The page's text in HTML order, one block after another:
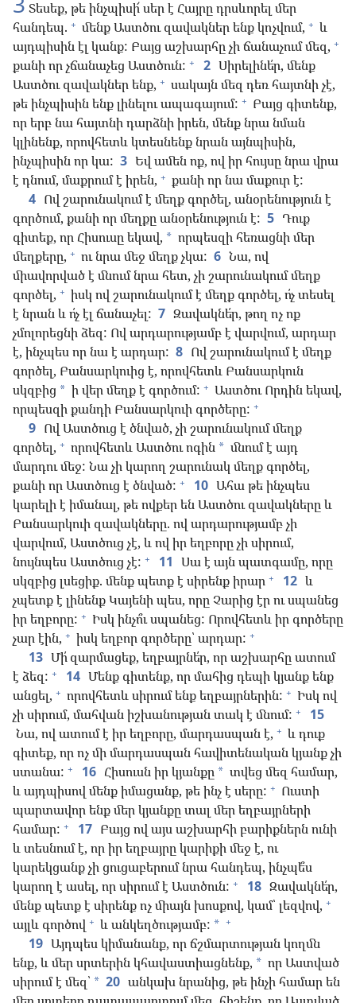
Տեսեք, թե ինչպիսի՜ սեր է Հայրը դրսևորել մեր
հանդեպ. + մենք Աստծու զավակներ ենք կոչվում, + և
այդպիսին էլ կանք: Բայց աշխարհը չի ճանաչում մեզ, +
քանի որ չճանաչեց Աստծուն: + 2 Սիրելինե՛ր, մենք
Աստծու զավակներ ենք, + սակայն մեզ դեռ հայտնի չէ,
թե ինչպիսին ենք լինելու ապագայում: + Բայց գիտենք,
որ երբ նա հայտնի դարձնի իրեն, մենք նրա նման
կլինենք, որովհետև կտեսնենք նրան այնպիսին,
ինչպիսին որ կա: 3 Եվ ամեն ոք, ով իր հույսը նրա վրա
է դնում, մաքրում է իրեն, + քանի որ նա մաքուր է:
4 Ով շարունակում է մեղք գործել, անօրենություն է
գործում, քանի որ մեղքը անօրենություն է: 5 Դուք
գիտեք, որ Հիսուսը եկավ, * որպեսզի հեռացնի մեր
մեղքերը, + ու նրա մեջ մեղք չկա: 6 Նա, ով
միավորված է մնում նրա հետ, չի շարունակում մեղք
գործել, + իսկ ով շարունակում է մեղք գործել, ո՛չ տեսել
է նրան և ո՛չ էլ ճանաչել: 7 Զավակնե՛ր, թող ոչ ոք
չմոլորեցնի ձեզ: Ով արդարությամբ է վարվում, արդար
է, ինչպես որ նա է արդար: 8 Ով շարունակում է մեղք
գործել, Բանսարկուից է, որովհետև Բանսարկուն
սկզբից * ի վեր մեղք է գործում: + Աստծու Որդին եկավ,
որպեսզի քանդի Բանսարկուի գործերը: +
9 Ով Աստծուց է ծնված, չի շարունակում մեղք
գործել, + որովհետև Աստծու ոգին * մնում է այդ
մարդու մեջ: Նա չի կարող շարունակ մեղք գործել,
քանի որ Աստծուց է ծնված: + 10 Ահա թե ինչպես
կարելի է իմանալ, թե ովքեր են Աստծու զավակները և
Բանսարկուի զավակները. ով արդարությամբ չի
վարվում, Աստծուց չէ, և ով իր եղբորը չի սիրում,
նույնպես Աստծուց չէ: + 11 Սա է այն պատգամը, որը
սկզբից լսեցիք. մենք պետք է սիրենք իրար + 12 և
չպետք է լինենք Կայենի պես, որը Չարից էր ու սպանեց
իր եղբորը: + Իսկ ինչո՞ւ սպանեց: Որովհետև իր գործերը
չար էին, + իսկ եղբոր գործերը՝ արդար: +
13 Մի՛ զարմացեք, եղբայրնե՛ր, որ աշխարհը ատում
է ձեզ: + 14 Մենք գիտենք, որ մահից դեպի կյանք ենք
անցել, + որովհետև սիրում ենք եղբայրներին: + Իսկ ով
չի սիրում, մահվան իշխանության տակ է մնում: +
15
Նա, ով ատում է իր եղբորը, մարդասպան է, + և դուք
գիտեք, որ ոչ մի մարդասպան հավիտենական կյանք չի
ստանա: + 16 Հիսուսն իր կյանքը * տվեց մեզ համար,
և այդպիսով մենք իմացանք, թե ինչ է սերը: + Ուստի
պարտավոր ենք մեր կյանքը տալ մեր եղբայրների
համար: + 17 Բայց ով այս աշխարհի բարիքներն ունի
և տեսնում է, որ իր եղբայրը կարիքի մեջ է, ու
կարեկցանք չի ցուցաբերում նրա հանդեպ, ինչպե՞ս
կարող է ասել, որ սիրում է Աստծուն: + 18 Զավակնե՛ր,
մենք պետք է սիրենք ոչ միայն խոսքով, կամ՝ լեզվով, +
այլև գործով + և անկեղծությամբ: * +
19 Այդպես կիմանանք, որ ճշմարտության կողմն
ենք, և մեր սրտերին կհավաստիացնենք, * որ Աստված
սիրում է մեզ՝ * 20 անկախ նրանից, թե ինչի համար են